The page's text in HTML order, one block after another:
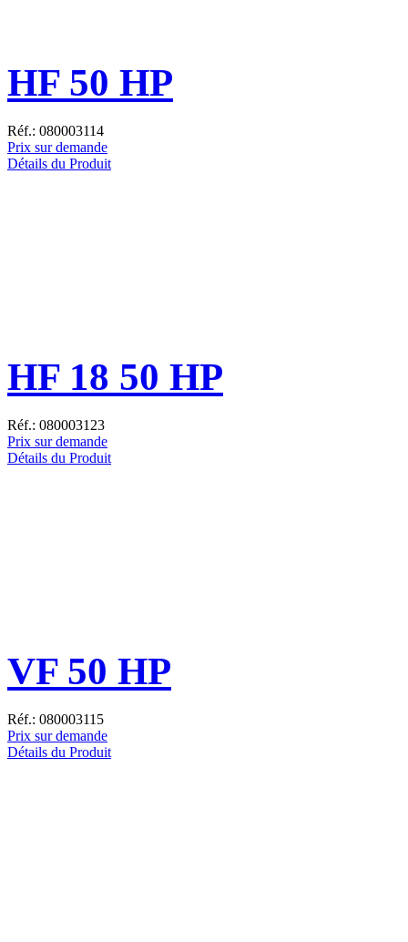
HF 50 HP
Réf.: 080003114
Prix sur demande
Détails du Produit
HF 18 50 HP
Réf.: 080003123
Prix sur demande
Détails du Produit
VF 50 HP
Réf.: 080003115
Prix sur demande
Détails du Produit